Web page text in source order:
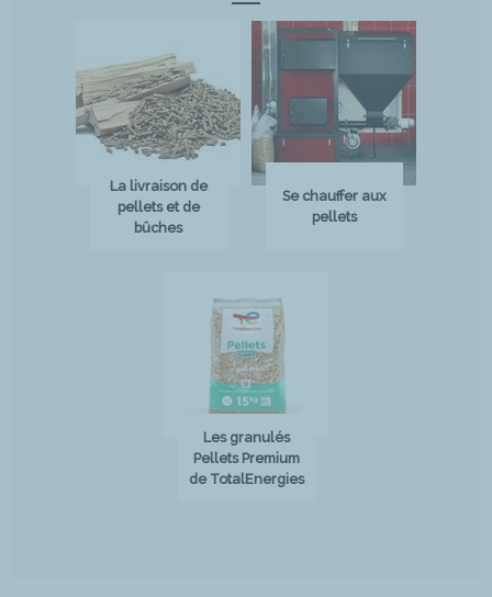
La livraison de
pellets et de
bûches
Se chauffer aux
pellets
Les granulés
Pellets Premium
de TotalEnergies